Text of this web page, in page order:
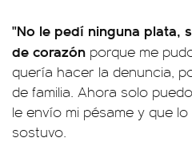
"No le pedí ninguna plata,
de corazón porque me
quería hacer la denuncia,
de familia. Ahora solo
le envío mi pésame y que
sostuvo.